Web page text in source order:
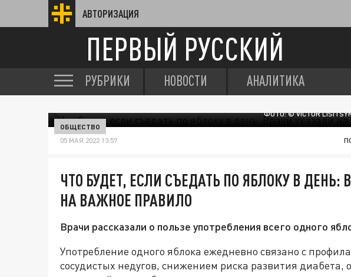
АВТОРИЗАЦИЯ
ПЕРВЫЙ РУССКИЙ
РУБРИКИ НОВОСТИ АНАЛИТИКА
ФОТО: © VICTOR
ОБЩЕСТВО
05 МАЯ 2022 13:57
ЧТО БУДЕТ, ЕСЛИ СЪЕДАТЬ ПО ЯБЛОКУ В ДЕНЬ:
НА ВАЖНОЕ ПРАВИЛО
Врачи рассказали о пользе употребления всего одного
Употребление одного яблока ежедневно связано с
сосудистых недугов, снижением риска развития диабета,